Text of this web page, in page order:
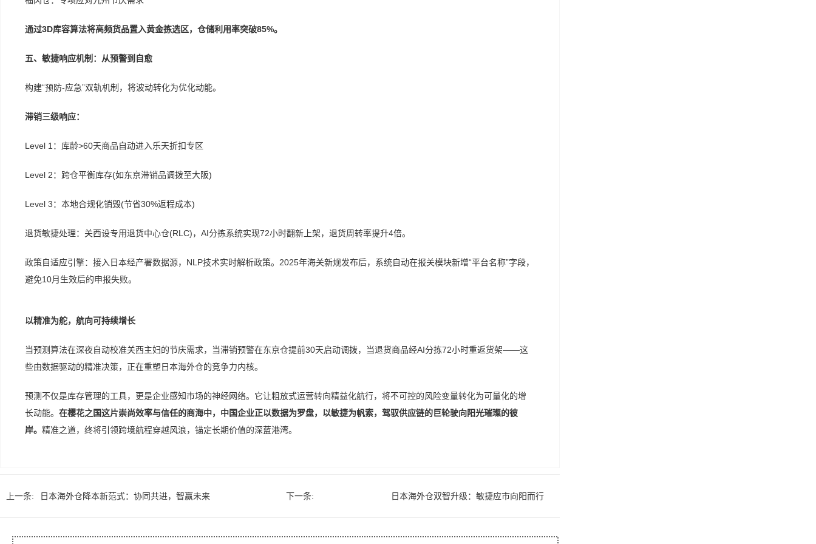
通过3D库容算法将高频货品置入黄金拣选区，仓储利用率突破85%。
五、敏捷响应机制：从预警到自愈
构建“预防-应急”双轨机制，将波动转化为优化动能。
滞销三级响应：
Level 1：库龄>60天商品自动进入乐天折扣专区
Level 2：跨仓平衡库存(如东京滞销品调拨至大阪)
Level 3：本地合规化销毁(节省30%返程成本)
退货敏捷处理：关西设专用退货中心仓(RLC)，AI分拣系统实现72小时翻新上架，退货周转率提升4倍。
政策自适应引擎：接入日本经产署数据源，NLP技术实时解析政策。2025年海关新规发布后，系统自动在报关模块新增“平台名称”字段，
避免10月生效后的申报失败。
以精准为舵，航向可持续增长
当预测算法在深夜自动校准关西主妇的节庆需求，当滞销预警在东京仓提前30天启动调拨，当退货商品经AI分拣72小时重返货架——这
些由数据驱动的精准决策，正在重塑日本海外仓的竞争力内核。
预测不仅是库存管理的工具，更是企业感知市场的神经网络。它让粗放式运营转向精益化航行，将不可控的风险变量转化为可量化的增
长动能。 在樱花之国这片崇尚效率与信任的商海中，中国企业正以数据为罗盘，以敏捷为帆索，驾驭供应链的巨轮驶向阳光璀璨的彼
岸。 精准之道，终将引领跨境航程穿越风浪，锚定长期价值的深蓝港湾。
上一条: 日本海外仓降本新范式：协同共进，智赢未来 下一条: 日本海外仓双智升级：敏捷应市向阳而行